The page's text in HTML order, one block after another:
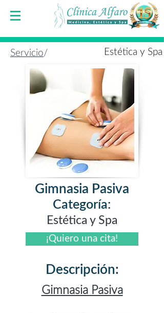
Servicio/ Estética y Spa
Gimnasia Pasiva
Categoría:
Estética y Spa
¡Quiero una cita!
Descripción:
Gimnasia Pasiva